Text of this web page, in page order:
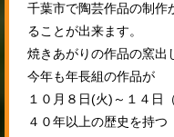
千葉市で陶芸作品の制作
ることが出来ます。
焼きあがりの作品の窯出
今年も年長組の作品が
１０月８日(火)～１４日
４０年以上の歴史を持